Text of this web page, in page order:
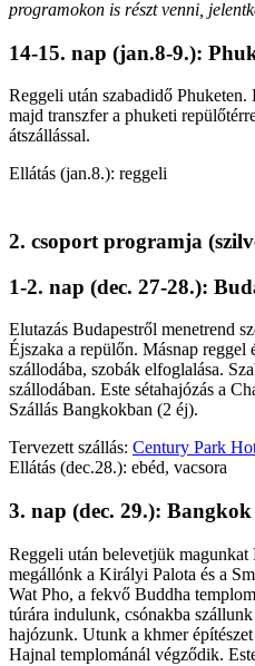
programokon is részt venni,
14-15. nap (jan.8-9.):
Reggeli után szabadidő
majd transzfer a phuketi
átszállással.
Ellátás (jan.8.): reggeli
2. csoport programja
1-2. nap (dec. 27-28.):
Elutazás Budapestről menetrend
Éjszaka a repülőn. Másnap reggel
szállodába, szobák elfoglalása.
szállodában. Este sétahajózás a
Szállás Bangkokban (2 éj).
Tervezett szállás: Century Park
Ellátás (dec.28.): ebéd, vacsora
3. nap (dec. 29.): Bangkok
Reggeli után belevetjük
megállónk a Királyi Palota és a
Wat Pho, a fekvő Buddha
túrára indulunk, csónakba
hajózunk. Utunk a khmer
Hajnal templománál végződik.